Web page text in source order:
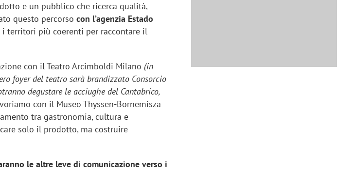
e un pubblico che ricerca qualità,
questo percorsocon l’agenzia Estado
territori più coerenti per raccontare il
con il Teatro Arcimboldi Milano (in
foyer del teatro sarà brandizzato Consorcio
degustare le acciughe del Cantabrico,
con il Museo Thyssen-Bornemisza
tra gastronomia, cultura e
solo il prodotto, ma costruire
le altre leve di comunicazione verso i